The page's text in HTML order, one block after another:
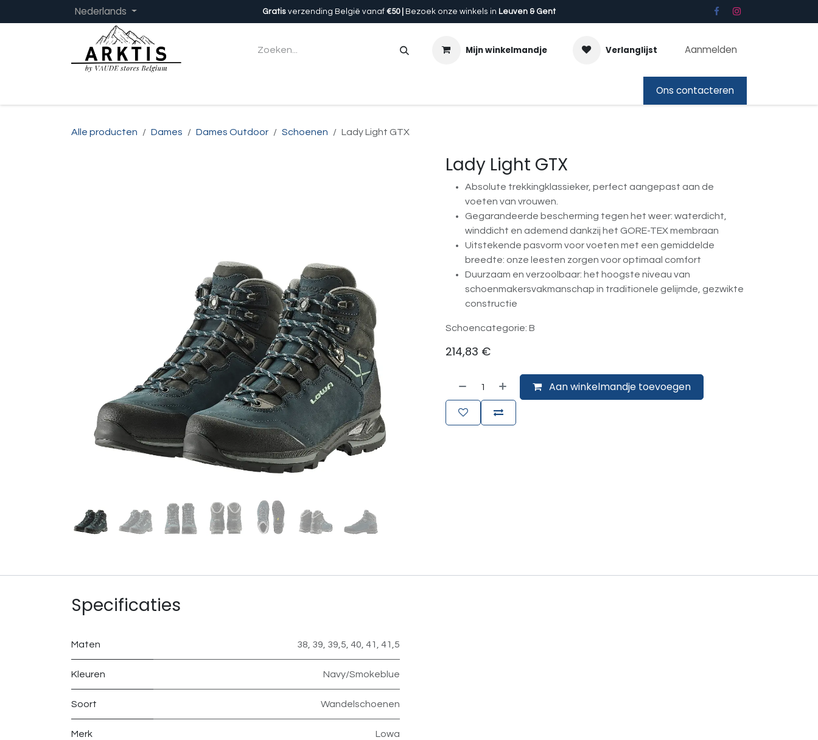
Overslaan naar inhoud
Nederlands Gratis verzending België vanaf €50 | Bezoek onze winkels in Leuven & Gent
Mijn winkelmandje Verlanglijst Aanmelden
Ons contacteren
Alle producten Dames Dames Outdoor Schoenen Lady Light GTX
Lady Light GTX
Absolute trekkingklassieker, perfect aangepast aan de
voeten van vrouwen.
Gegarandeerde bescherming tegen het weer: waterdicht,
winddicht en ademend dankzij het GORE-TEX membraan
Uitstekende pasvorm voor voeten met een gemiddelde
breedte: onze leesten zorgen voor optimaal comfort
Duurzaam en verzoolbaar: het hoogste niveau van
schoenmakersvakmanschap in traditionele gelijmde, gezwikte
constructie
Schoencategorie: B
214,83 €
Aan winkelmandje toevoegen
Specificaties
Maten 38, 39, 39,5, 40, 41 , 41,5
Kleuren Navy/Smokeblue
Soort Wandelschoenen
Merk Lowa